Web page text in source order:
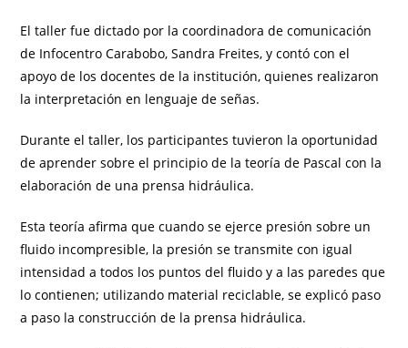
El taller fue dictado por la coordinadora de comunicación
de Infocentro Carabobo, Sandra Freites, y contó con el
apoyo de los docentes de la institución, quienes realizaron
la interpretación en lenguaje de señas.
Durante el taller, los participantes tuvieron la oportunidad
de aprender sobre el principio de la teoría de Pascal con la
elaboración de una prensa hidráulica.
Esta teoría afirma que cuando se ejerce presión sobre un
fluido incompresible, la presión se transmite con igual
intensidad a todos los puntos del fluido y a las paredes que
lo contienen; utilizando material reciclable, se explicó paso
a paso la construcción de la prensa hidráulica.